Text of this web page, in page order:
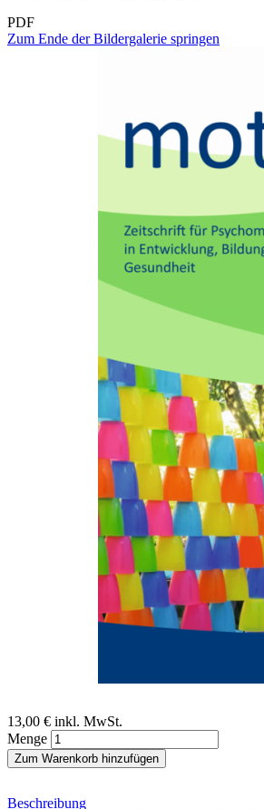
PDF
Zum Ende der Bildergalerie springen
Zum Anfang der Bildergalerie springen
Veronika Pinter-Theiss, Thesi
Erika Mosor, Tanja Stamm et al.
»Generationen
Gesundheitsförderung durch
Entwicklungsbegleitung für Jung und Alt.
13,00 € inkl. MwSt.
Menge
Zum Warenkorb hinzufügen
Beschreibung